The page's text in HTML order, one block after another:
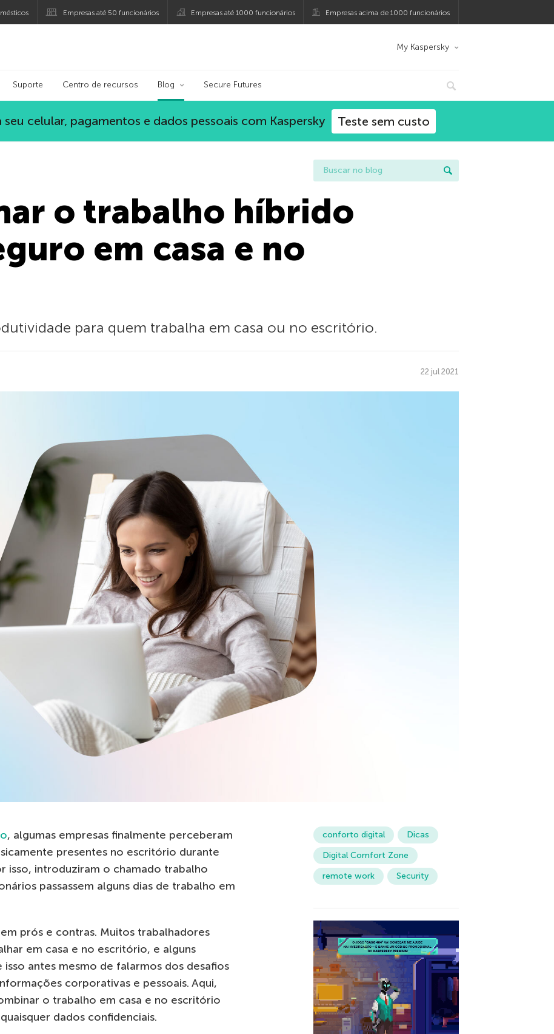
Empresas até 50 funcionários Empresas até 1000 funcionários Empresas acima de 1000 funcionários
My Kaspersky
Suporte Centro de recursos Blog Secure Futures
celular, pagamentos e dados pessoais com Kaspersky Teste sem custo
o trabalho híbrido
em casa e no
para quem trabalha em casa ou no escritório.
22 jul 2021
, algumas empresas finalmente perceberam
presentes no escritório durante
isso, introduziram o chamado trabalho
passassem alguns dias de trabalho em
prós e contras. Muitos trabalhadores
em casa e no escritório, e alguns
antes mesmo de falarmos dos desafios
corporativas e pessoais. Aqui,
o trabalho em casa e no escritório
dados confidenciais.
conforto digital
Dicas
Digital Comfort Zone
remote work
Security